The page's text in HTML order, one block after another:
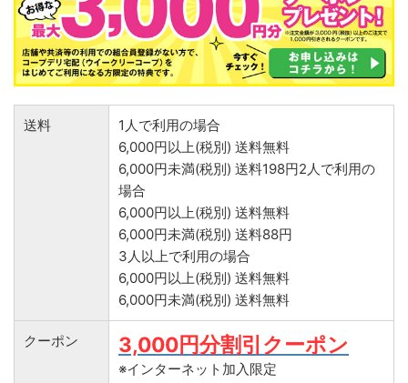
送料
1人で利用の場合
6,000円以上(税別) 送料無料
6,000円未満(税別) 送料198円2人で利用の
場合
6,000円以上(税別) 送料無料
6,000円未満(税別) 送料88円
3人以上で利用の場合
6,000円以上(税別) 送料無料
6,000円未満(税別) 送料無料
クーポン 3,000円分割引クーポン
※インターネット加入限定